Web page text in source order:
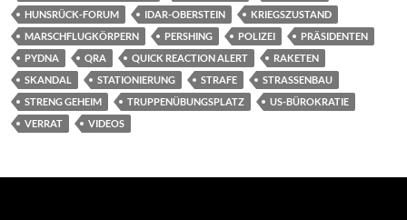
HUNSRÜCK-FORUM
IDAR-OBERSTEIN
KRIEGSZUSTAND
MARSCHFLUGKÖRPERN
PERSHING POLIZEI
PRÄSIDENTEN
PYDNA
QRA QUICK REACTION ALERT
RAKETEN
SKANDAL
STATIONIERUNG STRAFE
STRASSENBAU
STRENG GEHEIM
TRUPPENÜBUNGSPLATZ
US-BÜROKRATIE
VERRAT
VIDEOS